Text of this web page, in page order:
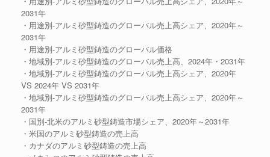
2031年
・用途別-アルミ砂型鋳造のグローバル売上高シェア、2020年～
2031年
・用途別-アルミ砂型鋳造のグローバル価格
・地域別-アルミ砂型鋳造のグローバル売上高、2024年・2031年
・地域別-アルミ砂型鋳造のグローバル売上高シェア、2020年
VS 2024年 VS 2031年
・地域別-アルミ砂型鋳造のグローバル売上高シェア、2020年～
2031年
・国別-北米のアルミ砂型鋳造市場シェア、2020年～2031年
・米国のアルミ砂型鋳造の売上高
・カナダのアルミ砂型鋳造の売上高